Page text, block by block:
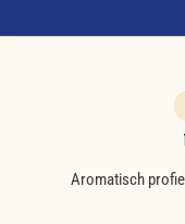
Aromatisch